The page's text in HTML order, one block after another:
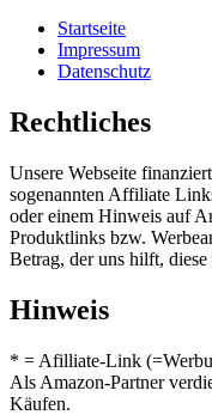
Startseite
Impressum
Datenschutz
Rechtliches
Unsere Webseite
sogenannten Affiliate
oder einem Hinweis auf
Produktlinks bzw.
Betrag, der uns hilft,
Hinweis
* = Afilliate-Link
Als Amazon-Partner
Käufen.